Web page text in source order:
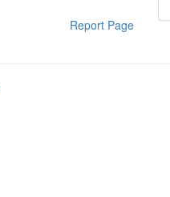
Report Page